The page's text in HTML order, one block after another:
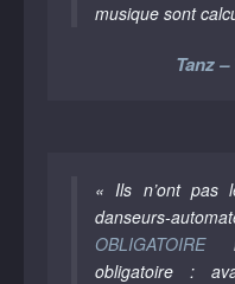
musique sont
Tanz
« Ils n’ont pas
danseurs-
OBLIGATOIRE
obligatoire :